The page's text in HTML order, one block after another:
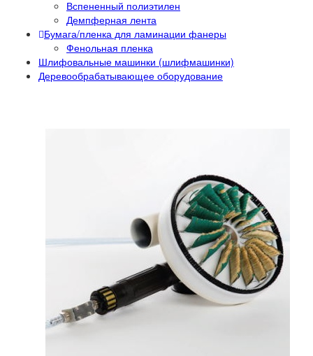
Вспененный полиэтилен
Демпферная лента
Бумага/пленка для ламинации фанеры
Фенольная пленка
Шлифовальные машинки (шлифмашинки)
Деревообрабатывающее оборудование